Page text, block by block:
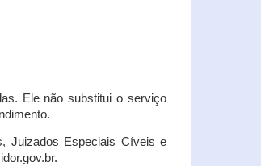
Ele não substitui o serviço
Juizados Especiais Cíveis e